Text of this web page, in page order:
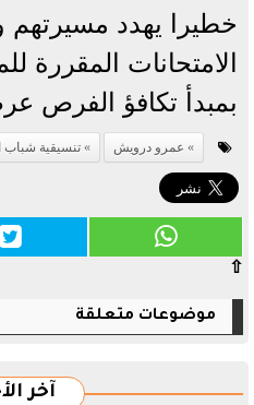
خطيرا يهدد مسيرتهم
الامتحانات المقررة
بمبدأ تكافؤ الفرص
عمرو درويش تنسيقية شباب
⇧
موضوعات متعلقة
آخر